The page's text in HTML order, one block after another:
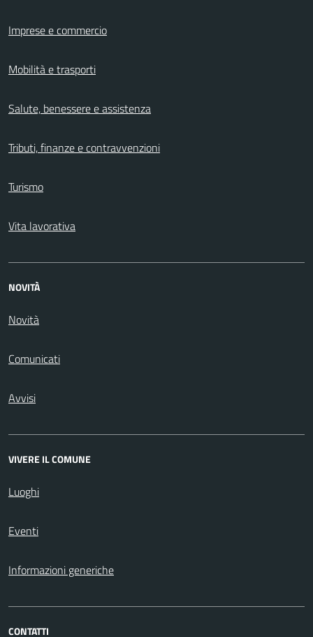
Imprese e commercio
Mobilità e trasporti
Salute, benessere e assistenza
Tributi, finanze e contravvenzioni
Turismo
Vita lavorativa
NOVITÀ
Novità
Comunicati
Avvisi
VIVERE IL COMUNE
Luoghi
Eventi
Informazioni generiche
CONTATTI